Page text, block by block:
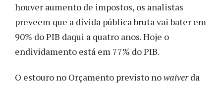
houver aumento de impostos, os analistas
preveem que a dívida pública bruta vai bater em
90% do PIB daqui a quatro anos. Hoje o
endividamento está em 77% do PIB.
O estouro no Orçamento previsto nowaiverda